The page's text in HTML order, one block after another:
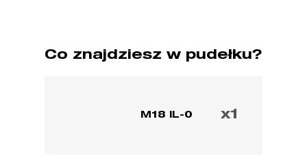
Co znajdziesz w pudełku?
M18 IL-0 x1